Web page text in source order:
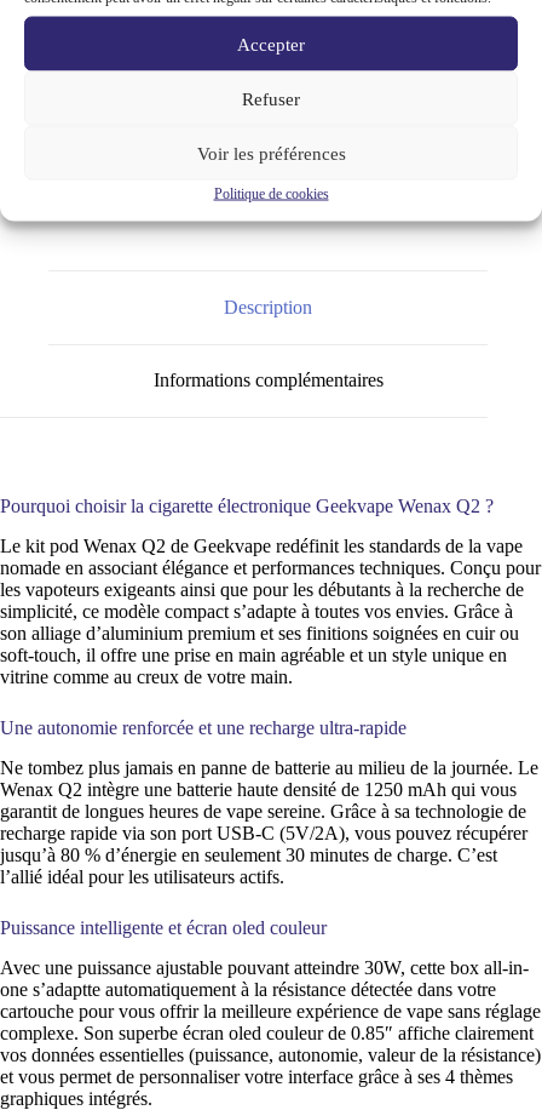
Accepter
Refuser
Voir les préférences
Politique de cookies
This Product: Kit Pod Wenax Q2 Geekvape 1250mAh –
Cartouche réservoir mesh 3ml Q series geekvape pack de
Description
Informations complémentaires
Pourquoi choisir la cigarette électronique Geekvape Wenax Q2 ?
Le kit pod Wenax Q2 de Geekvape redéfinit les standards de la vape
nomade en associant élégance et performances techniques. Conçu pour
les vapoteurs exigeants ainsi que pour les débutants à la recherche de
simplicité, ce modèle compact s’adapte à toutes vos envies. Grâce à
son alliage d’aluminium premium et ses finitions soignées en cuir ou
soft-touch, il offre une prise en main agréable et un style unique en
vitrine comme au creux de votre main.
Une autonomie renforcée et une recharge ultra-rapide
Ne tombez plus jamais en panne de batterie au milieu de la journée. Le
Wenax Q2 intègre une batterie haute densité de 1250 mAh qui vous
garantit de longues heures de vape sereine. Grâce à sa technologie de
recharge rapide via son port USB-C (5V/2A), vous pouvez récupérer
jusqu’à 80 % d’énergie en seulement 30 minutes de charge. C’est
l’allié idéal pour les utilisateurs actifs.
Puissance intelligente et écran oled couleur
Avec une puissance ajustable pouvant atteindre 30W, cette box all-in-
one s’adaptte automatiquement à la résistance détectée dans votre
cartouche pour vous offrir la meilleure expérience de vape sans réglage
complexe. Son superbe écran oled couleur de 0.85″ affiche clairement
vos données essentielles (puissance, autonomie, valeur de la résistance)
et vous permet de personnaliser votre interface grâce à ses 4 thèmes
graphiques intégrés.